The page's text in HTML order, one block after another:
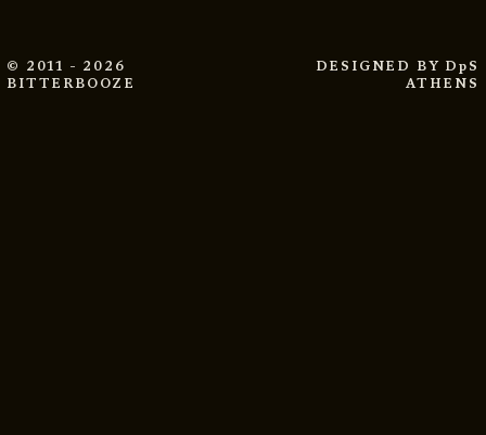
© 2011 - 2026
BITTERBOOZE
DESIGNED BY DpS
ATHENS